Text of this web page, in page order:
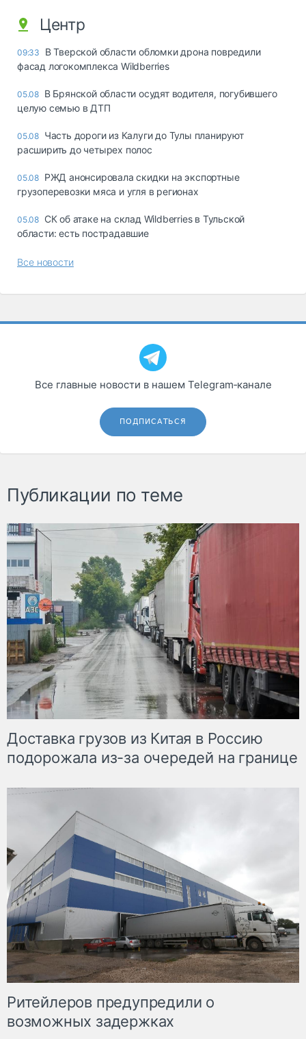
Центр
09:33
В Тверской области обломки дрона повредили
фасад логокомплекса Wildberries
05.08 В Брянской области осудят водителя, погубившего
целую семью в ДТП
05.08 Часть дороги из Калуги до Тулы планируют
расширить до четырех полос
05.08 РЖД анонсировала скидки на экспортные
грузоперевозки мяса и угля в регионах
05.08 СК об атаке на склад Wildberries в Тульской
области: есть пострадавшие
Все новости
Все главные новости в нашем Telegram‑канале
ПОДПИСАТЬСЯ
Публикации по теме
Доставка грузов из Китая в Россию
подорожала из-за очередей на границе
Ритейлеров предупредили о
возможных задержках